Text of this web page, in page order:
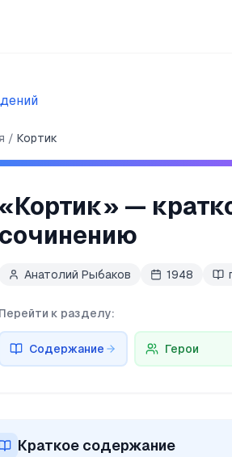
Кортик
«Кортик» —
сочинению
Анатолий Рыбаков 1948
Перейти к разделу:
Содержание Герои
Краткое содержание